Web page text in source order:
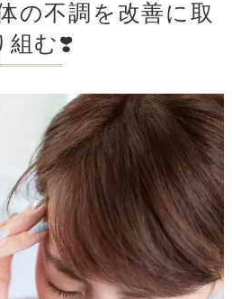
の不調を改善に取
組む❣️